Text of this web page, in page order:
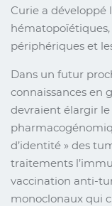
Curie a développé
hématopoïétiques,
périphériques et
Dans un futur
connaissances en
devraient élargir le
d’identité » des
traitements
vaccination anti-
monoclonaux qui